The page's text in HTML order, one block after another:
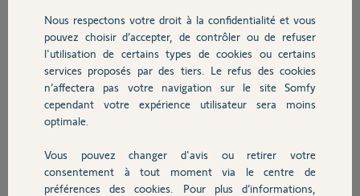
Chauffage
Autres produits
Devis avec un pro
Réponses
Bonjour Patrick,
pourriez-vous transmettre une photographie de l'épaisseur de votre
porte avec les différentes côtes, pour qu'un Yellow vous informe sur la
bonne longueur du cylindre et pour la marche à suivre.
Sylvain C. il y a plus de 8 ans
Nous respectons votre droit à la confidentialité et vous
pouvez choisir d’accepter, de contrôler ou de refuser
l'utilisation de certains types de cookies ou certains
services proposés par des tiers. Le refus des cookies
n’affectera pas votre navigation sur le site Somfy
cependant votre expérience utilisateur sera moins
optimale.
Vous pouvez changer d'avis ou retirer votre
consentement à tout moment via le centre de
préférences des cookies. Pour plus d’informations,